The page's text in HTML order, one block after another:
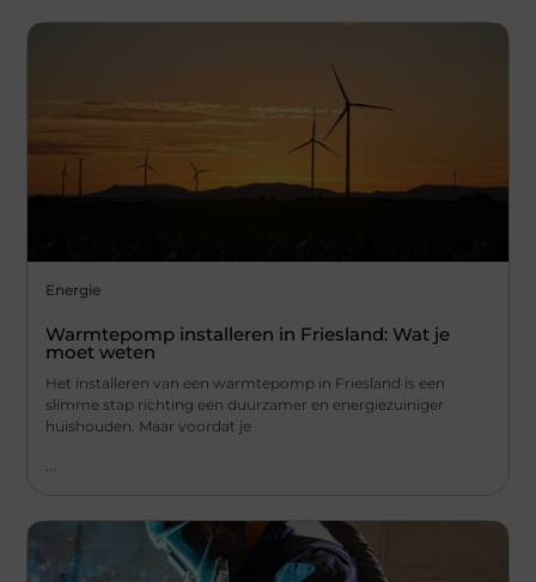
Energie
Warmtepomp installeren in Friesland: Wat je
moet weten
Het installeren van een warmtepomp in Friesland is een
slimme stap richting een duurzamer en energiezuiniger
huishouden. Maar voordat je